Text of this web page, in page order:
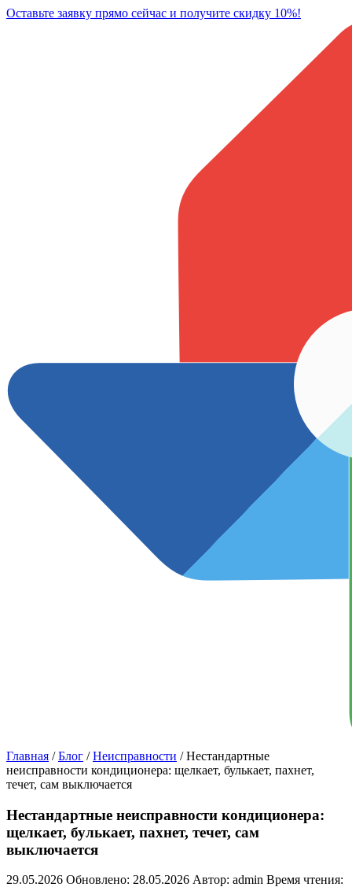
Оставьте заявку прямо сейчас и получите скидку 10%!
Главная / Блог / Неисправности / Нестандартные
неисправности кондиционера: щелкает, булькает, пахнет,
течет, сам выключается
Нестандартные неисправности кондиционера:
щелкает, булькает, пахнет, течет, сам
выключается
29.05.2026 Обновлено: 28.05.2026 Автор: admin Время чтения: